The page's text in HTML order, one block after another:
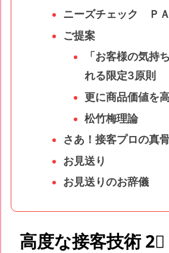
ニーズチェック Ｐ
ご提案
「お客様の気持
れる限定3原則
更に商品価値を
松竹梅理論
さあ！接客プロの真
お見送り
お見送りのお辞儀
高度な接客技術 2⃣